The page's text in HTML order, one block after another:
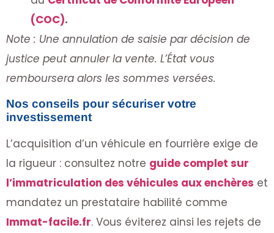
(COC).
Note : Une annulation de saisie par décision de
justice peut annuler la vente. L’État vous
remboursera alors les sommes versées.
Nos conseils pour sécuriser votre
investissement
L’acquisition d’un véhicule en fourrière exige de
la rigueur : consultez notre guide complet sur
l’immatriculation des véhicules aux enchères et
mandatez un prestataire habilité comme
Immat-facile.fr. Vous éviterez ainsi les rejets de